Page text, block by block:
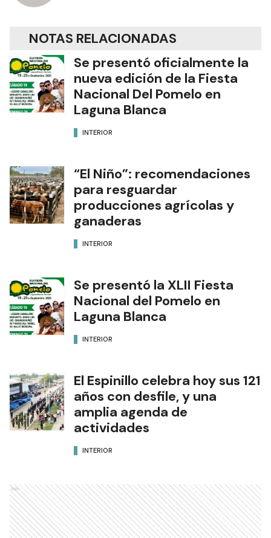
NOTAS RELACIONADAS
Se presentó oficialmente la
nueva edición de la Fiesta
Nacional Del Pomelo en
Laguna Blanca
INTERIOR
“El Niño”: recomendaciones
para resguardar
producciones agrícolas y
ganaderas
INTERIOR
Se presentó la XLII Fiesta
Nacional del Pomelo en
Laguna Blanca
INTERIOR
El Espinillo celebra hoy sus 121
años con desfile, y una
amplia agenda de
actividades
INTERIOR
Ads